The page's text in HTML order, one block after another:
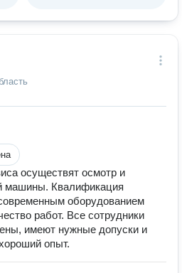
осуществят осмотр и
машины. Квалификация
оборудованием
работ. Все сотрудники
имеют нужные допуски и
опыт.